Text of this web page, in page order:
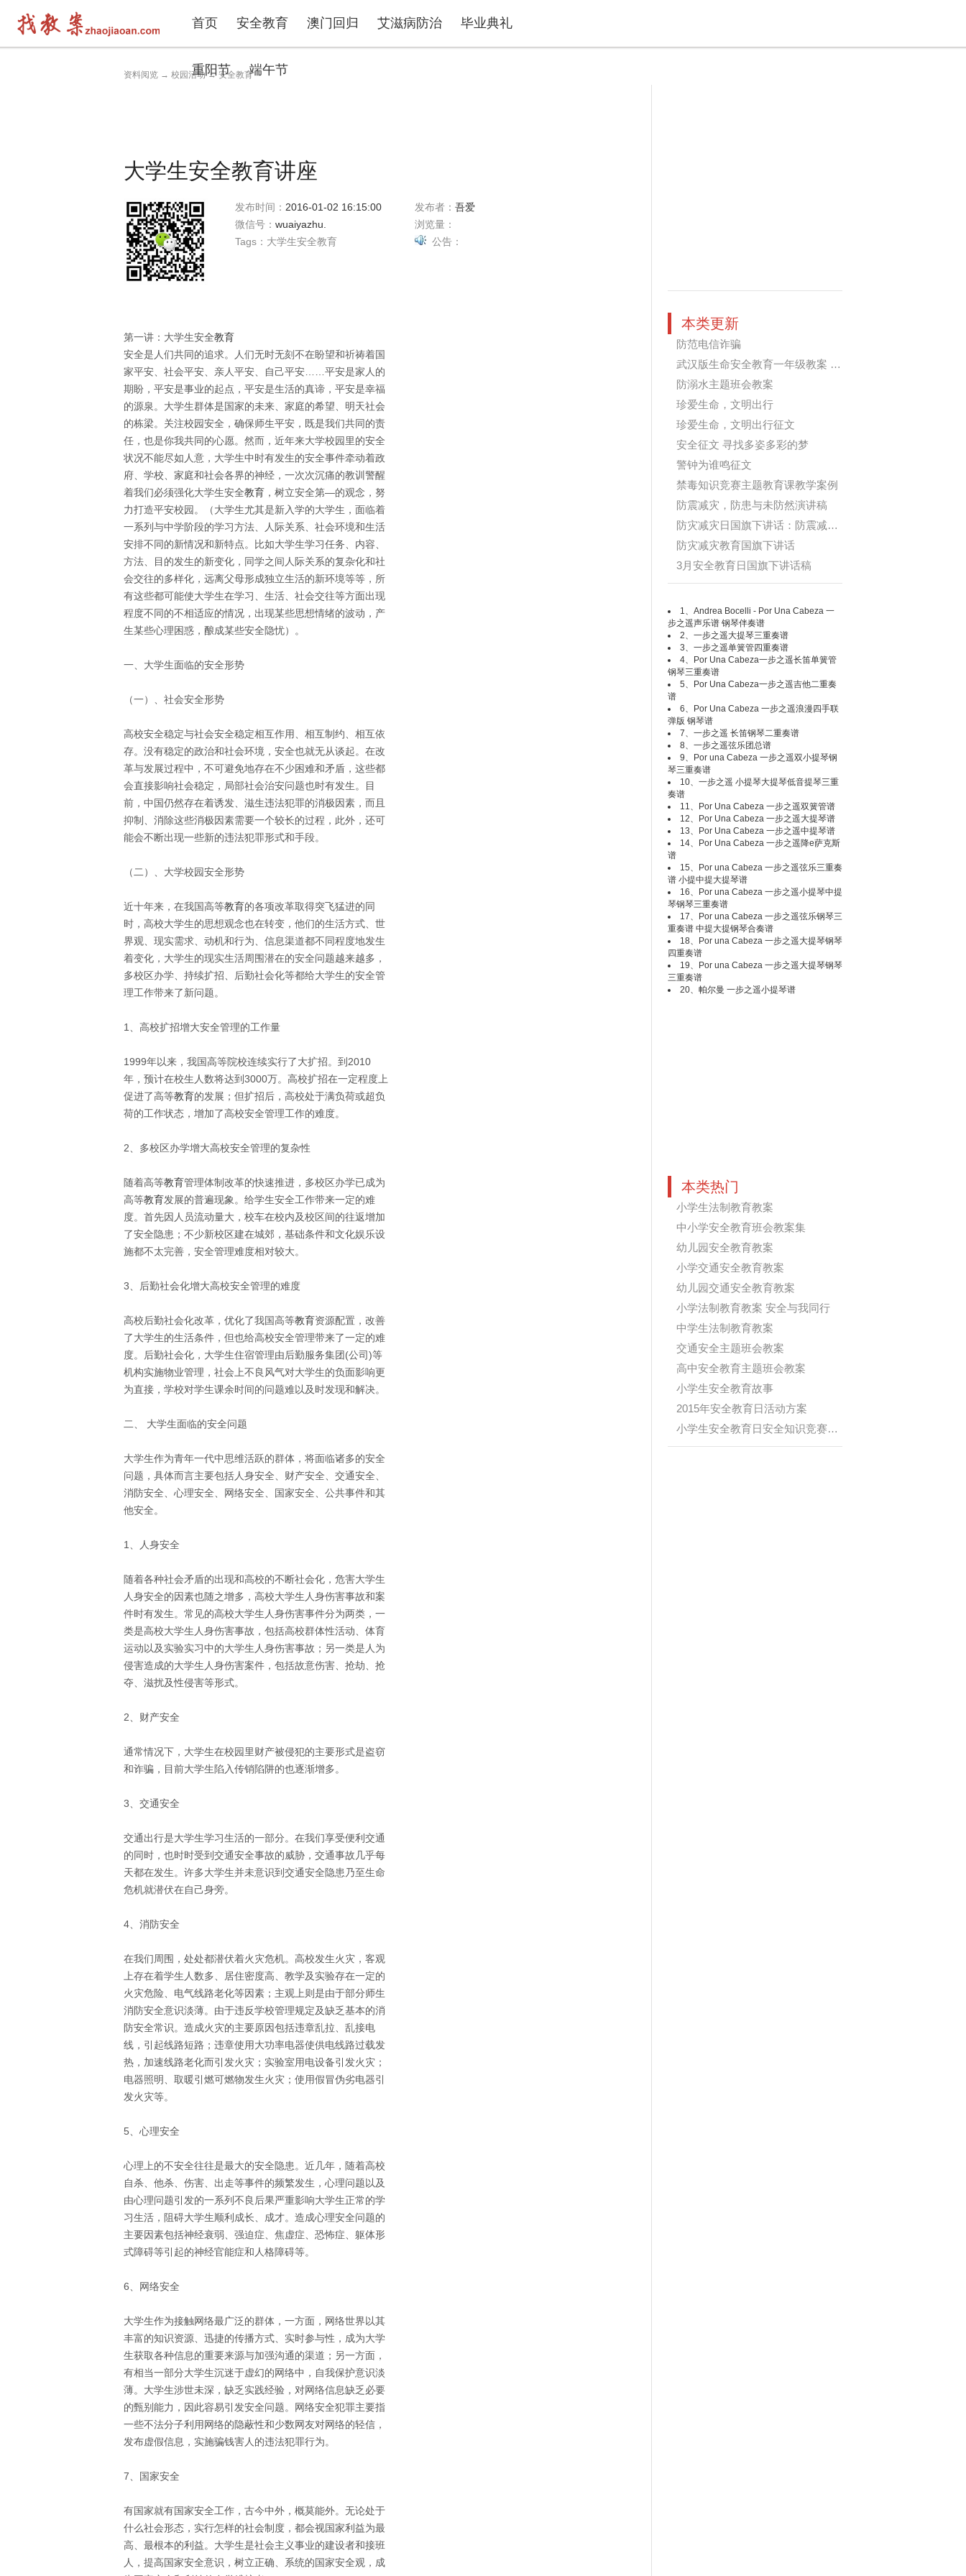
首页 安全教育 澳门回归 艾滋病防治 毕业典礼
重阳节 端午节
资料阅览 → 校园活动→ 安全教育
大学生安全教育讲座
发布时间： 2016-01-02 16:15:00 发布者： 吾爱
微信号： wuaiyazhu.
浏览量：
Tags： 大学生安全教育 公告：
第一讲：大学生安全教育
安全是人们共同的追求。人们无时无刻不在盼望和祈祷着国
家平安、社会平安、亲人平安、自己平安……平安是家人的
期盼，平安是事业的起点，平安是生活的真谛，平安是幸福
的源泉。大学生群体是国家的未来、家庭的希望、明天社会
的栋梁。关注校园安全，确保师生平安，既是我们共同的责
任，也是你我共同的心愿。然而，近年来大学校园里的安全
状况不能尽如人意，大学生中时有发生的安全事件牵动着政
府、学校、家庭和社会各界的神经，一次次沉痛的教训警醒
着我们必须强化大学生安全教育 ，树立安全第—的观念，努
力打造平安校园。（大学生尤其是新入学的大学生，面临着
一系列与中学阶段的学习方法、人际关系、社会环境和生活
安排不同的新情况和新特点。比如大学生学习任务、内容、
方法、目的发生的新变化，同学之间人际关系的复杂化和社
会交往的多样化，远离父母形成独立生活的新环境等等，所
有这些都可能使大学生在学习、生活、社会交往等方面出现
程度不同的不相适应的情况，出现某些思想情绪的波动，产
生某些心理困惑，酿成某些安全隐忧）。
一、大学生面临的安全形势
（一）、社会安全形势
高校安全稳定与社会安全稳定相互作用、相互制约、相互依
存。没有稳定的政治和社会环境，安全也就无从谈起。在改
革与发展过程中，不可避免地存在不少困难和矛盾，这些都
会直接影响社会稳定，局部社会治安问题也时有发生。目
前，中国仍然存在着诱发、滋生违法犯罪的消极因素，而且
抑制、消除这些消极因素需要一个较长的过程，此外，还可
能会不断出现一些新的违法犯罪形式和手段。
（二）、大学校园安全形势
近十年来，在我国高等教育的各项改革取得突飞猛进的同
时，高校大学生的思想观念也在转变，他们的生活方式、世
界观、现实需求、动机和行为、信息渠道都不同程度地发生
着变化，大学生的现实生活周围潜在的安全问题越来越多，
多校区办学、持续扩招、后勤社会化等都给大学生的安全管
理工作带来了新问题。
1、高校扩招增大安全管理的工作量
1999年以来，我国高等院校连续实行了大扩招。到2010
年，预计在校生人数将达到3000万。高校扩招在一定程度上
促进了高等教育的发展；但扩招后，高校处于满负荷或超负
荷的工作状态，增加了高校安全管理工作的难度。
2、多校区办学增大高校安全管理的复杂性
随着高等教育管理体制改革的快速推进，多校区办学已成为
高等教育发展的普遍现象。给学生安全工作带来一定的难
度。首先因人员流动量大，校车在校内及校区间的往返增加
了安全隐患；不少新校区建在城郊，基础条件和文化娱乐设
施都不太完善，安全管理难度相对较大。
3、后勤社会化增大高校安全管理的难度
高校后勤社会化改革，优化了我国高等教育资源配置，改善
了大学生的生活条件，但也给高校安全管理带来了一定的难
度。后勤社会化，大学生住宿管理由后勤服务集团(公司)等
机构实施物业管理，社会上不良风气对大学生的负面影响更
为直接，学校对学生课余时间的问题难以及时发现和解决。
二、 大学生面临的安全问题
大学生作为青年一代中思维活跃的群体，将面临诸多的安全
问题，具体而言主要包括人身安全、财产安全、交通安全、
消防安全、心理安全、网络安全、国家安全、公共事件和其
他安全。
1、人身安全
随着各种社会矛盾的出现和高校的不断社会化，危害大学生
人身安全的因素也随之增多，高校大学生人身伤害事故和案
件时有发生。常见的高校大学生人身伤害事件分为两类，一
类是高校大学生人身伤害事故，包括高校群体性活动、体育
运动以及实验实习中的大学生人身伤害事故；另一类是人为
侵害造成的大学生人身伤害案件，包括故意伤害、抢劫、抢
夺、滋扰及性侵害等形式。
2、财产安全
通常情况下，大学生在校园里财产被侵犯的主要形式是盗窃
和诈骗，目前大学生陷入传销陷阱的也逐渐增多。
3、交通安全
交通出行是大学生学习生活的一部分。在我们享受便利交通
的同时，也时时受到交通安全事故的威胁，交通事故几乎每
天都在发生。许多大学生并未意识到交通安全隐患乃至生命
危机就潜伏在自己身旁。
4、消防安全
在我们周围，处处都潜伏着火灾危机。高校发生火灾，客观
上存在着学生人数多、居住密度高、教学及实验存在一定的
火灾危险、电气线路老化等因素；主观上则是由于部分师生
消防安全意识淡薄。由于违反学校管理规定及缺乏基本的消
防安全常识。造成火灾的主要原因包括违章乱拉、乱接电
线，引起线路短路；违章使用大功率电器使供电线路过载发
热，加速线路老化而引发火灾；实验室用电设备引发火灾；
电器照明、取暖引燃可燃物发生火灾；使用假冒伪劣电器引
发火灾等。
5、心理安全
心理上的不安全往往是最大的安全隐患。近几年，随着高校
自杀、他杀、伤害、出走等事件的频繁发生，心理问题以及
由心理问题引发的一系列不良后果严重影响大学生正常的学
习生活，阻碍大学生顺利成长、成才。造成心理安全问题的
主要因素包括神经衰弱、强迫症、焦虚症、恐怖症、躯体形
式障碍等引起的神经官能症和人格障碍等。
6、网络安全
大学生作为接触网络最广泛的群体，一方面，网络世界以其
丰富的知识资源、迅捷的传播方式、实时参与性，成为大学
生获取各种信息的重要来源与加强沟通的渠道；另一方面，
有相当一部分大学生沉迷于虚幻的网络中，自我保护意识淡
薄。大学生涉世未深，缺乏实践经验，对网络信息缺乏必要
的甄别能力，因此容易引发安全问题。网络安全犯罪主要指
一些不法分子利用网络的隐蔽性和少数网友对网络的轻信，
发布虚假信息，实施骗钱害人的违法犯罪行为。
7、国家安全
有国家就有国家安全工作，古今中外，概莫能外。无论处于
什么社会形态，实行怎样的社会制度，都会视国家利益为最
高、最根本的利益。大学生是社会主义事业的建设者和接班
人，提高国家安全意识，树立正确、系统的国家安全观，成
本类更新
防范电信诈骗
武汉版生命安全教育一年级教案 课间...
防溺水主题班会教案
珍爱生命，文明出行
珍爱生命，文明出行征文
安全征文 寻找多姿多彩的梦
警钟为谁鸣征文
禁毒知识竞赛主题教育课教学案例
防震减灾，防患与未防然演讲稿
防灾减灾日国旗下讲话：防震减灾 警...
防灾减灾教育国旗下讲话
3月安全教育日国旗下讲话稿
1、 Andrea Bocelli - Por Una Cabeza 一
步之遥声乐谱 钢琴伴奏谱
2、 一步之遥大提琴三重奏谱
3、 一步之遥单簧管四重奏谱
4、
Por Una Cabeza一步之遥长笛单簧管
钢琴三重奏谱
5、
Por Una Cabeza一步之遥吉他二重奏
谱
6、
Por Una Cabeza 一步之遥浪漫四手联
弹版 钢琴谱
7、 一步之遥 长笛钢琴二重奏谱
8、 一步之遥弦乐团总谱
9、
Por una Cabeza 一步之遥双小提琴钢
琴三重奏谱
10、 一步之遥 小提琴大提琴低音提琴三重
奏谱
11、
Por Una Cabeza 一步之遥双簧管谱
12、
Por Una Cabeza 一步之遥大提琴谱
13、
Por Una Cabeza 一步之遥中提琴谱
14、
Por Una Cabeza 一步之遥降e萨克斯
谱
15、
Por una Cabeza 一步之遥弦乐三重奏
谱 小提中提大提琴谱
16、
Por una Cabeza 一步之遥小提琴中提
琴钢琴三重奏谱
17、
Por una Cabeza 一步之遥弦乐钢琴三
重奏谱 中提大提钢琴合奏谱
18、
Por una Cabeza 一步之遥大提琴钢琴
四重奏谱
19、
Por una Cabeza 一步之遥大提琴钢琴
三重奏谱
20、 帕尔曼 一步之遥小提琴谱
本类热门
小学生法制教育教案
中小学安全教育班会教案集
幼儿园安全教育教案
小学交通安全教育教案
幼儿园交通安全教育教案
小学法制教育教案 安全与我同行
中学生法制教育教案
交通安全主题班会教案
高中安全教育主题班会教案
小学生安全教育故事
2015年安全教育日活动方案
小学生安全教育日安全知识竞赛题(附...